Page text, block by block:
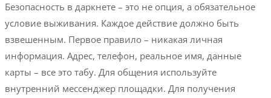
Безопасность в даркнете – это не опция, а обязательное
условие выживания. Каждое действие должно быть
взвешенным. Первое правило – никакая личная
информация. Адрес, телефон, реальное имя, данные
карты – все это табу. Для общения используйте
внутренний мессенджер площадки. Для получения